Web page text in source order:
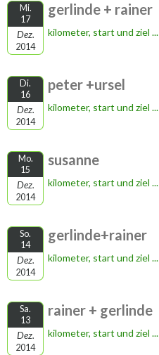
Mi.
17
Dez.
2014
gerlinde + rainer
kilometer, start und ziel ...
Di.
16
Dez.
2014
peter +ursel
kilometer, start und ziel ...
Mo.
15
Dez.
2014
susanne
kilometer, start und ziel ...
So.
14
Dez.
2014
gerlinde+rainer
kilometer, start und ziel ...
Sa.
13
Dez.
2014
rainer + gerlinde
kilometer, start und ziel ...